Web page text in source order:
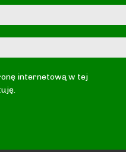
internetową w tej